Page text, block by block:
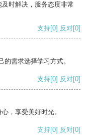
时解决，服务态度非常
支持[0] 反对[0]
需求选择学习方式。
支持[0] 反对[0]
，享受美好时光。
支持[0] 反对[0]